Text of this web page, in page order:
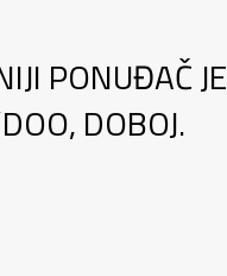
PONUĐAČ JE
DOBOJ.